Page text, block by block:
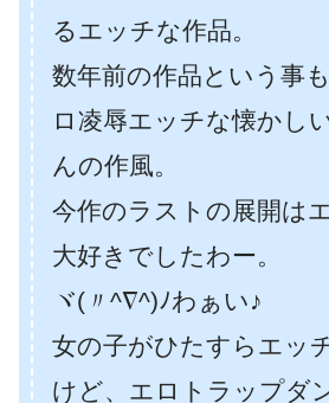
るエッチな作品。
数年前の作品という事
ロ凌辱エッチな懐かし
んの作風。
今作のラストの展開は
大好きでしたわー。
ヾ(〃^∇^)ﾉわぁい♪
女の子がひたすらエッ
けど、エロトラップダ